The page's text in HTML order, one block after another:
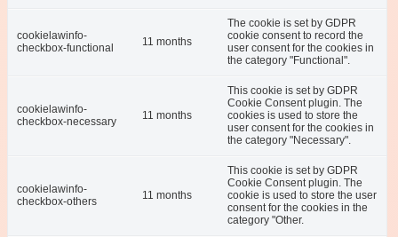
cookielawinfo-
checkbox-functional
11 months
The cookie is set by GDPR
cookie consent to record the
user consent for the cookies in
the category "Functional".
cookielawinfo-
checkbox-necessary
11 months
This cookie is set by GDPR
Cookie Consent plugin. The
cookies is used to store the
user consent for the cookies in
the category "Necessary".
cookielawinfo-
checkbox-others
11 months
This cookie is set by GDPR
Cookie Consent plugin. The
cookie is used to store the user
consent for the cookies in the
category "Other.